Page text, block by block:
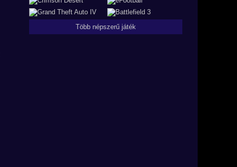
Több népszerű játék